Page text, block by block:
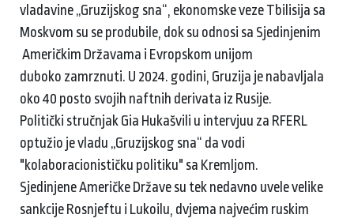
vladavine „Gruzijskog sna“, ekonomske veze Tbilisija sa
Moskvom su se produbile, dok su odnosi sa Sjedinjenim
Američkim Državama i Evropskom unijom
duboko zamrznuti. U 2024. godini, Gruzija je nabavljala
oko 40 posto svojih naftnih derivata iz Rusije.
Politički stručnjak Gia Hukašvili u intervjuu za RFERL
optužio je vladu „Gruzijskog sna“ da vodi
"kolaboracionističku politiku" sa Kremljom.
Sjedinjene Američke Države su tek nedavno uvele velike
sankcije Rosnjeftu i Lukoilu, dvjema najvećim ruskim